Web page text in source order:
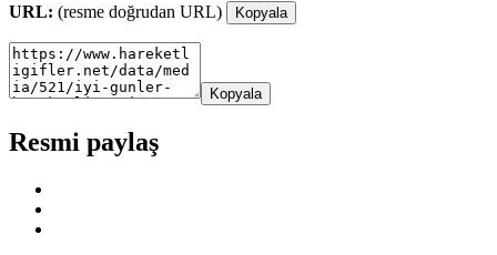
URL: (resme doğrudan URL) Kopyala
Kopyala
Resmi paylaş